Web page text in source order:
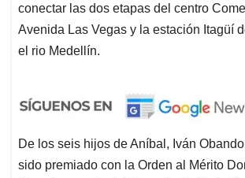
conectar las dos etapas del centro
Avenida Las Vegas y la estación Itagüí
el rio Medellín.
De los seis hijos de Aníbal, Iván
sido premiado con la Orden al Mérito